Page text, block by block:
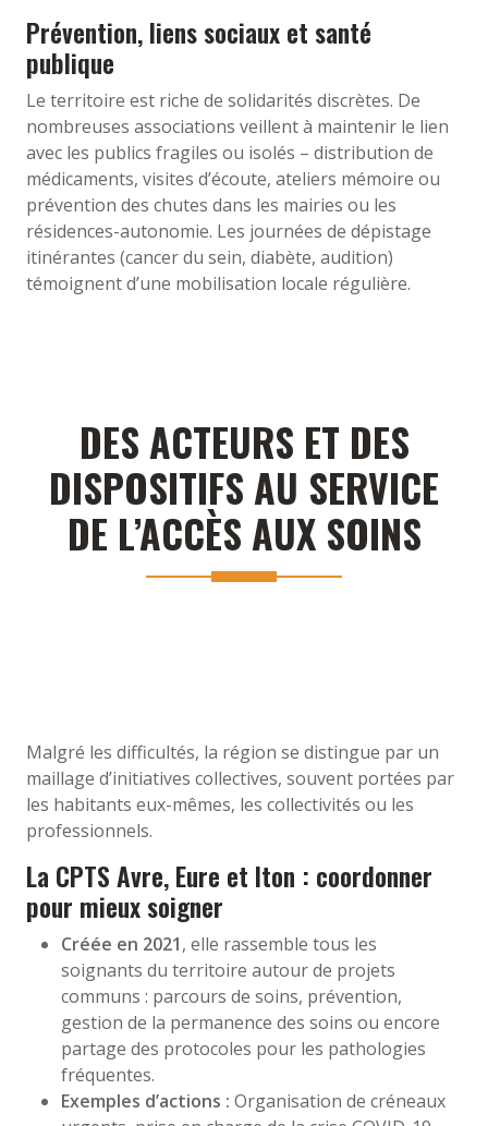
Prévention, liens sociaux et santé
publique
Le territoire est riche de solidarités discrètes. De
nombreuses associations veillent à maintenir le lien
avec les publics fragiles ou isolés – distribution de
médicaments, visites d’écoute, ateliers mémoire ou
prévention des chutes dans les mairies ou les
résidences-autonomie. Les journées de dépistage
itinérantes (cancer du sein, diabète, audition)
témoignent d’une mobilisation locale régulière.
DES ACTEURS ET DES
DISPOSITIFS AU SERVICE
DE L’ACCÈS AUX SOINS
Malgré les difficultés, la région se distingue par un
maillage d’initiatives collectives, souvent portées par
les habitants eux-mêmes, les collectivités ou les
professionnels.
La CPTS Avre, Eure et Iton : coordonner
pour mieux soigner
Créée en 2021, elle rassemble tous les
soignants du territoire autour de projets
communs : parcours de soins, prévention,
gestion de la permanence des soins ou encore
partage des protocoles pour les pathologies
fréquentes.
Exemples d’actions : Organisation de créneaux